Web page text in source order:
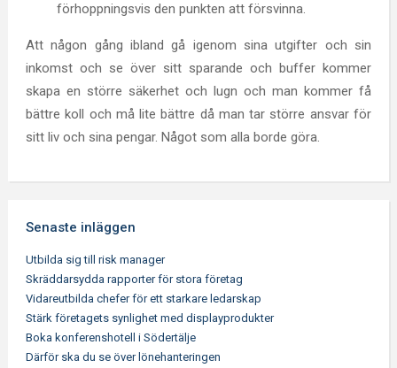
förhoppningsvis den punkten att försvinna.
Att någon gång ibland gå igenom sina utgifter och sin
inkomst och se över sitt sparande och buffer kommer
skapa en större säkerhet och lugn och man kommer få
bättre koll och må lite bättre då man tar större ansvar för
sitt liv och sina pengar. Något som alla borde göra.
Senaste inläggen
Utbilda sig till risk manager
Skräddarsydda rapporter för stora företag
Vidareutbilda chefer för ett starkare ledarskap
Stärk företagets synlighet med displayprodukter
Boka konferenshotell i Södertälje
Därför ska du se över lönehanteringen